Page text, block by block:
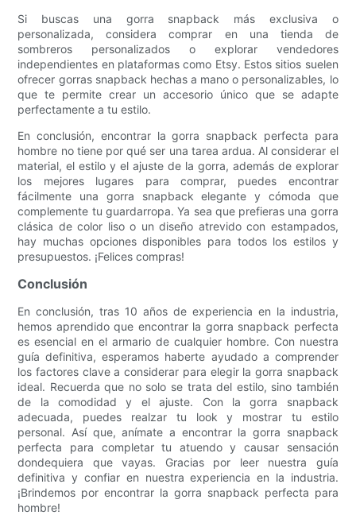
Si buscas una gorra snapback más exclusiva o
personalizada, considera comprar en una tienda de
sombreros personalizados o explorar vendedores
independientes en plataformas como Etsy. Estos sitios suelen
ofrecer gorras snapback hechas a mano o personalizables, lo
que te permite crear un accesorio único que se adapte
perfectamente a tu estilo.
En conclusión, encontrar la gorra snapback perfecta para
hombre no tiene por qué ser una tarea ardua. Al considerar el
material, el estilo y el ajuste de la gorra, además de explorar
los mejores lugares para comprar, puedes encontrar
fácilmente una gorra snapback elegante y cómoda que
complemente tu guardarropa. Ya sea que prefieras una gorra
clásica de color liso o un diseño atrevido con estampados,
hay muchas opciones disponibles para todos los estilos y
presupuestos. ¡Felices compras!
Conclusión
En conclusión, tras 10 años de experiencia en la industria,
hemos aprendido que encontrar la gorra snapback perfecta
es esencial en el armario de cualquier hombre. Con nuestra
guía definitiva, esperamos haberte ayudado a comprender
los factores clave a considerar para elegir la gorra snapback
ideal. Recuerda que no solo se trata del estilo, sino también
de la comodidad y el ajuste. Con la gorra snapback
adecuada, puedes realzar tu look y mostrar tu estilo
personal. Así que, anímate a encontrar la gorra snapback
perfecta para completar tu atuendo y causar sensación
dondequiera que vayas. Gracias por leer nuestra guía
definitiva y confiar en nuestra experiencia en la industria.
¡Brindemos por encontrar la gorra snapback perfecta para
hombre!